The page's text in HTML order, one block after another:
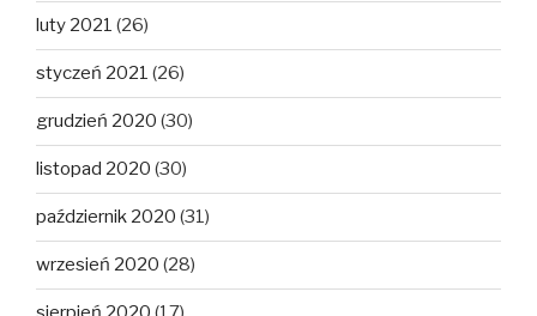
luty 2021 (26)
styczeń 2021 (26)
grudzień 2020 (30)
listopad 2020 (30)
październik 2020 (31)
wrzesień 2020 (28)